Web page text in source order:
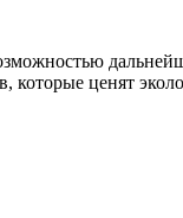
которые ценят